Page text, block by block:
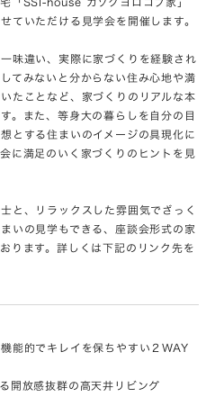
ていただける見学会を開催します。
味違い、実際に家づくりを経験され
てみないと分からない住み心地や満
たことなど、家づくりのリアルな本
。また、等身大の暮らしを自分の目
とする住まいのイメージの具現化に
に満足のいく家づくりのヒントを見
と、リラックスした雰囲気でざっく
いの見学もできる、座談会形式の家
ります。詳しくは下記のリンク先を
能的でキレイを保ちやすい２WAY
開放感抜群の高天井リビング